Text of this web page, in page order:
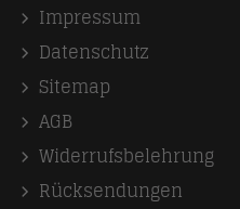
Impressum
Datenschutz
Sitemap
AGB
Widerrufsbelehrung
Rücksendungen